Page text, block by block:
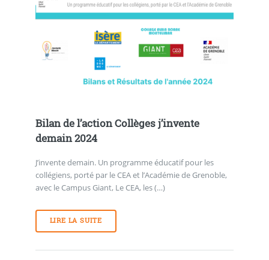
Bilan de l’action Collèges j’invente
demain 2024
J’invente demain. Un programme éducatif pour les
collégiens, porté par le CEA et l’Académie de Grenoble,
avec le Campus Giant, Le CEA, les (…)
LIRE LA SUITE